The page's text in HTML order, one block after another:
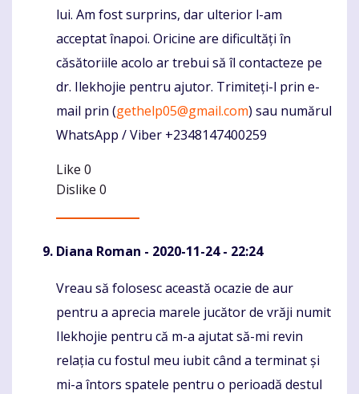
lui. Am fost surprins, dar ulterior l-am
acceptat înapoi. Oricine are dificultăți în
căsătoriile acolo ar trebui să îl contacteze pe
dr. Ilekhojie pentru ajutor. Trimiteți-l prin e-
mail prin (gethelp05@gmail.com) sau numărul
WhatsApp / Viber +2348147400259
Like 0
Dislike 0
Diana Roman - 2020-11-24 - 22:24
Komentaras
Vreau să folosesc această ocazie de aur
pentru a aprecia marele jucător de vrăji numit
Ilekhojie pentru că m-a ajutat să-mi revin
relația cu fostul meu iubit când a terminat și
mi-a întors spatele pentru o perioadă destul